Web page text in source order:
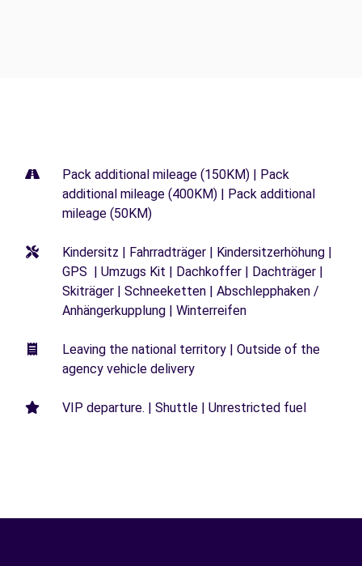
Pack additional mileage (150KM) | Pack
additional mileage (400KM) | Pack additional
mileage (50KM)
Kindersitz | Fahrradträger | Kindersitzerhöhung |
GPS | Umzugs Kit | Dachkoffer | Dachträger |
Skiträger | Schneeketten | Abschlepphaken /
Anhängerkupplung | Winterreifen
Leaving the national territory | Outside of the
agency vehicle delivery
VIP departure. | Shuttle | Unrestricted fuel